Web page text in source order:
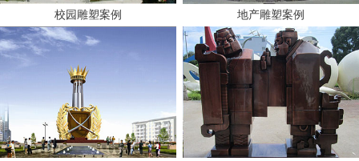
校园雕塑案例 地产雕塑案例